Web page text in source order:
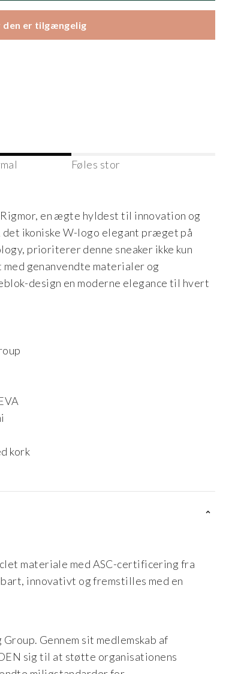
den er tilgængelig
Føles stor
en ægte hyldest til innovation og
ikoniske W-logo elegant præget på
prioriterer denne sneaker ikke kun
genanvendte materialer og
design en moderne elegance til hvert
kork
materiale med ASC-certificering fra
innovativt og fremstilles med en
Gennem sit medlemskab af
sig til at støtte organisationens